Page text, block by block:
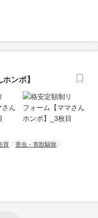
ンポ】
買
害虫・害獣駆除